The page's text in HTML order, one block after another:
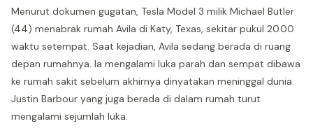
Menurut dokumen gugatan, Tesla Model 3 milik Michael Butler
(44) menabrak rumah Avila di Katy, Texas, sekitar pukul 20.00
waktu setempat. Saat kejadian, Avila sedang berada di ruang
depan rumahnya. Ia mengalami luka parah dan sempat dibawa
ke rumah sakit sebelum akhirnya dinyatakan meninggal dunia.
Justin Barbour yang juga berada di dalam rumah turut
mengalami sejumlah luka.